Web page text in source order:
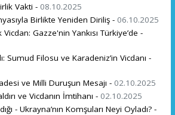
Vakti - 08.10.2025
Birlikte Yeniden Diriliş - 06.10.2025
Vicdan: Gazze'nin Yankısı Türkiye’de -
Sumud Filosu ve Karadeniz’in Vicdanı -
ve Milli Duruşun Mesajı - 02.10.2025
ve Vicdanın İmtihanı - 02.10.2025
- Ukrayna’nın Komşuları Neyi Oyladı? -